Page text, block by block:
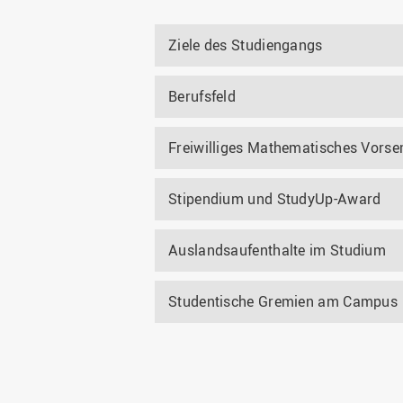
Ziele des Studiengangs
Berufsfeld
Freiwilliges Mathematisches
Stipendium und StudyUp-Award
Auslandsaufenthalte im Studium
Studentische Gremien am Campus